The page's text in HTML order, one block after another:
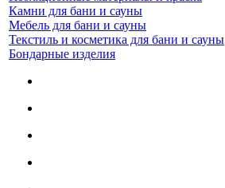
Камни для бани и сауны
Мебель для бани и сауны
Текстиль и косметика для бани и сауны
Бондарные изделия